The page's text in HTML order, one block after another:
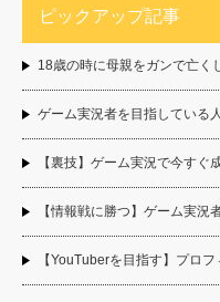
ピックアップ記事
18歳の時に母親をガンで亡く
ゲーム実況者を目指している
【裏技】ゲーム実況で今すぐ
【情報戦に勝つ】ゲーム実況
【YouTuberを目指す】プロ